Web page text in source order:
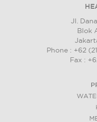
Jl.
Blok
Phone : +62
Fax :